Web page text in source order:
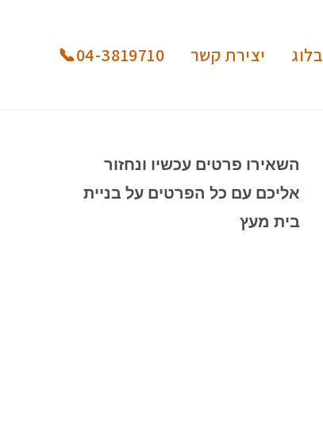
בלוג יצירת קשר 04-3819710📞
השאירו פרטים עכשיו ונחזור
אליכם עם כל הפרטים על בניית
בית מעץ